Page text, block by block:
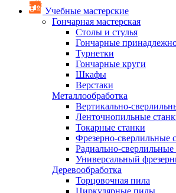
Учебные мастерские
Гончарная мастерская
Столы и стулья
Гончарные
Турнетки
Гончарные круги
Шкафы
Верстаки
Металлообработка
Вертикально-
Ленточнопильные
Токарные станки
Фрезерно-сверлильные
Радиально-сверлильные
Универсальный
Деревообработка
Торцовочная пила
Циркулярные пилы